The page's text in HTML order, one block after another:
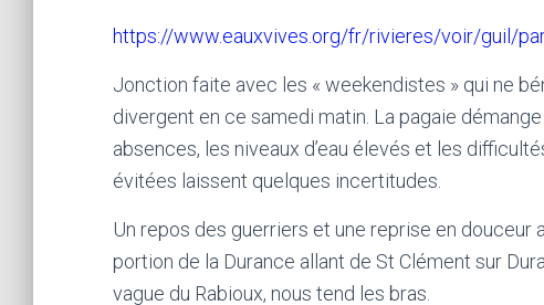
https://www.eauxvives.org/fr/rivieres/voir/guil/
Jonction faite avec les « weekendistes » qui ne
divergent en ce samedi matin. La pagaie
absences, les niveaux d’eau élevés et les
évitées laissent quelques incertitudes.
Un repos des guerriers et une reprise en
portion de la Durance allant de St Clément sur
vague du Rabioux, nous tend les bras.